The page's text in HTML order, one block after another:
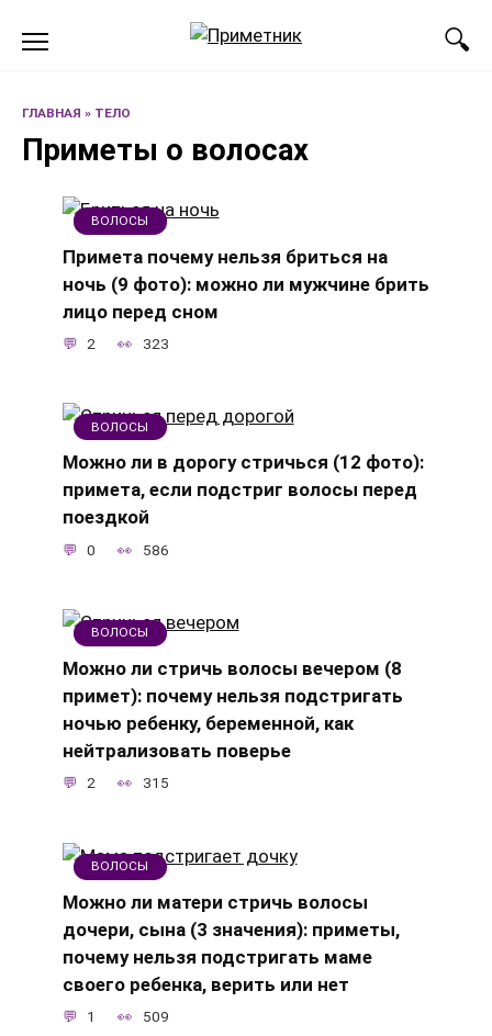
ГЛАВНАЯ » ТЕЛО
Приметы о волосах
ВОЛОСЫ
Примета почему нельзя бриться на
ночь (9 фото): можно ли мужчине брить
лицо перед сном
2 323
ВОЛОСЫ
Можно ли в дорогу стричься (12 фото):
примета, если подстриг волосы перед
поездкой
0 586
ВОЛОСЫ
Можно ли стричь волосы вечером (8
примет): почему нельзя подстригать
ночью ребенку, беременной, как
нейтрализовать поверье
2 315
ВОЛОСЫ
Можно ли матери стричь волосы
дочери, сына (3 значения): приметы,
почему нельзя подстригать маме
своего ребенка, верить или нет
1 509